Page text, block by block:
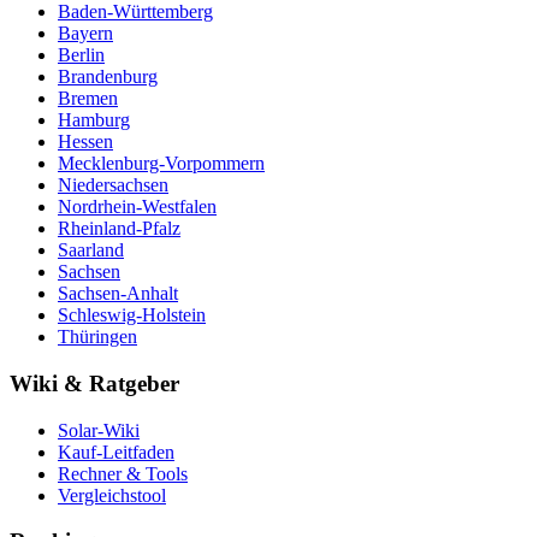
Baden-Württemberg
Bayern
Berlin
Brandenburg
Bremen
Hamburg
Hessen
Mecklenburg-Vorpommern
Niedersachsen
Nordrhein-Westfalen
Rheinland-Pfalz
Saarland
Sachsen
Sachsen-Anhalt
Schleswig-Holstein
Thüringen
Wiki & Ratgeber
Solar-Wiki
Kauf-Leitfaden
Rechner & Tools
Vergleichstool